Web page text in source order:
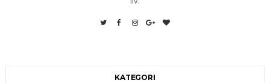
KATEGORI